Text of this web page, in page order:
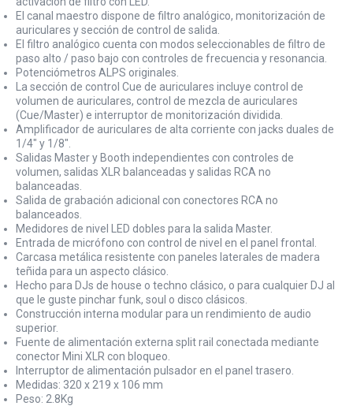
El canal maestro dispone de filtro analógico, monitorización de
auriculares y sección de control de salida.
El filtro analógico cuenta con modos seleccionables de filtro de
paso alto / paso bajo con controles de frecuencia y resonancia.
Potenciómetros ALPS originales.
La sección de control Cue de auriculares incluye control de
volumen de auriculares, control de mezcla de auriculares
(Cue/Master) e interruptor de monitorización dividida.
Amplificador de auriculares de alta corriente con jacks duales de
1/4" y 1/8".
Salidas Master y Booth independientes con controles de
volumen, salidas XLR balanceadas y salidas RCA no
balanceadas.
Salida de grabación adicional con conectores RCA no
balanceados.
Medidores de nivel LED dobles para la salida Master.
Entrada de micrófono con control de nivel en el panel frontal.
Carcasa metálica resistente con paneles laterales de madera
teñida para un aspecto clásico.
Hecho para DJs de house o techno clásico, o para cualquier DJ al
que le guste pinchar funk, soul o disco clásicos.
Construcción interna modular para un rendimiento de audio
superior.
Fuente de alimentación externa split rail conectada mediante
conector Mini XLR con bloqueo.
Interruptor de alimentación pulsador en el panel trasero.
Medidas: 320 x 219 x 106 mm
Peso: 2.8Kg